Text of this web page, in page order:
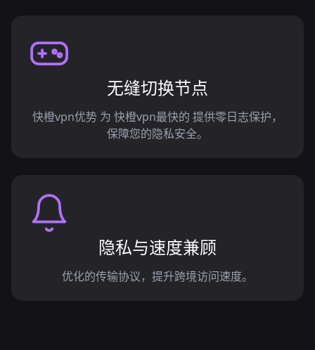
无缝切换节点
快橙vpn优势 为 快橙vpn最快的 提供零日志保护，
保障您的隐私安全。
隐私与速度兼顾
优化的传输协议，提升跨境访问速度。